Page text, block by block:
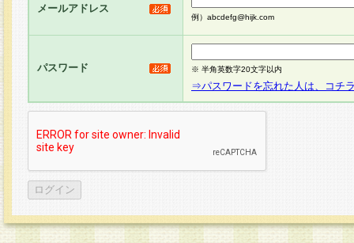
メールアドレス
例）abcdefg@hijk.com
パスワード ※ 半角英数字20文字以内
⇒パスワードを忘れた人は、コチ